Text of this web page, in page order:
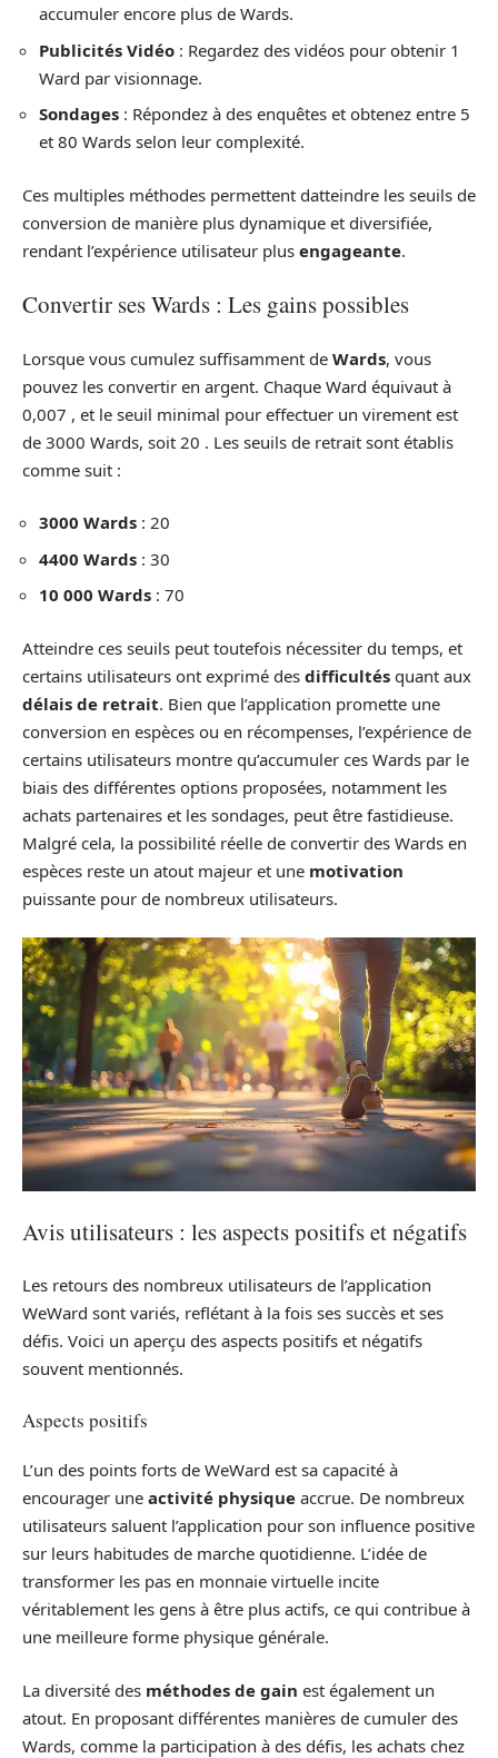
accumuler encore plus de Wards.
Publicités Vidéo : Regardez des vidéos pour obtenir 1
Ward par visionnage.
Sondages : Répondez à des enquêtes et obtenez entre 5
et 80 Wards selon leur complexité.
Ces multiples méthodes permettent datteindre les seuils de
conversion de manière plus dynamique et diversifiée,
rendant l’expérience utilisateur plus engageante.
Convertir ses Wards : Les gains possibles
Lorsque vous cumulez suffisamment de Wards, vous
pouvez les convertir en argent. Chaque Ward équivaut à
0,007 , et le seuil minimal pour effectuer un virement est
de 3000 Wards, soit 20 . Les seuils de retrait sont établis
comme suit :
3000 Wards : 20
4400 Wards : 30
10 000 Wards : 70
Atteindre ces seuils peut toutefois nécessiter du temps, et
certains utilisateurs ont exprimé des difficultés quant aux
délais de retrait. Bien que l’application promette une
conversion en espèces ou en récompenses, l’expérience de
certains utilisateurs montre qu’accumuler ces Wards par le
biais des différentes options proposées, notamment les
achats partenaires et les sondages, peut être fastidieuse.
Malgré cela, la possibilité réelle de convertir des Wards en
espèces reste un atout majeur et une motivation
puissante pour de nombreux utilisateurs.
Avis utilisateurs : les aspects positifs et négatifs
Les retours des nombreux utilisateurs de l’application
WeWard sont variés, reflétant à la fois ses succès et ses
défis. Voici un aperçu des aspects positifs et négatifs
souvent mentionnés.
Aspects positifs
L’un des points forts de WeWard est sa capacité à
encourager une activité physique accrue. De nombreux
utilisateurs saluent l’application pour son influence positive
sur leurs habitudes de marche quotidienne. L’idée de
transformer les pas en monnaie virtuelle incite
véritablement les gens à être plus actifs, ce qui contribue à
une meilleure forme physique générale.
La diversité des méthodes de gain est également un
atout. En proposant différentes manières de cumuler des
Wards, comme la participation à des défis, les achats chez